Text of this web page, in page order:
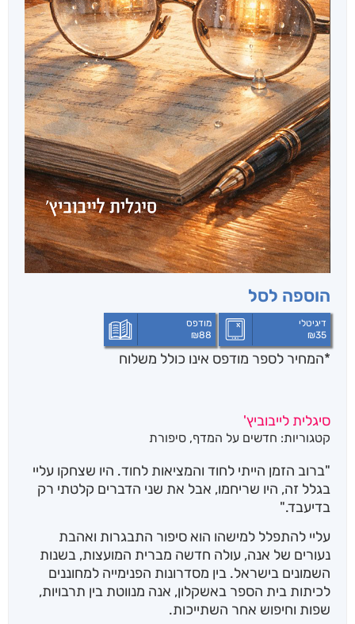
הוספה לסל
דיגיטלי
₪35
מודפס
₪88
*המחיר לספר מודפס אינו כולל משלוח
סיגלית לייבוביץ'
קטגוריות: חדשים על המדף, סיפורת
"ברוב הזמן הייתי לחוד והמציאות לחוד. היו שצחקו עליי
בגלל זה, היו שריחמו, אבל את שני הדברים קלטתי רק
בדיעבד."
עליי להתפלל למישהו הוא סיפור התבגרות ואהבת
נעורים של אנה, עולה חדשה מברית המועצות, בשנות
השמונים בישראל. בין מסדרונות הפנימייה למחוננים
לכיתות בית הספר באשקלון, אנה מנווטת בין תרבויות,
שפות וחיפוש אחר השתייכות.